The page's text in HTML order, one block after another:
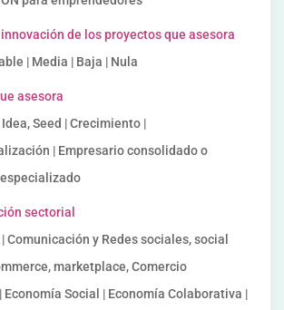
de los proyectos que asesora
| Media | Baja | Nula
asesora
Seed | Crecimiento |
| Empresario consolidado o
sectorial
Comunicación y Redes sociales, social
marketplace, Comercio
Social | Economía Colaborativa |